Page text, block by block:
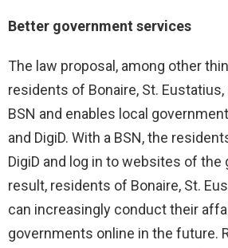
Better government services
The law proposal, among other
residents of Bonaire, St. Eustatius,
BSN and enables local
and DigiD. With a BSN, the
DigiD and log in to websites of the
result, residents of Bonaire, St.
can increasingly conduct their
governments online in the future.